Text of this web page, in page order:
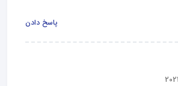
پاسخ دادن